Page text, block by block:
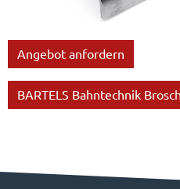
Angebot anfordern
BARTELS Bahntechnik